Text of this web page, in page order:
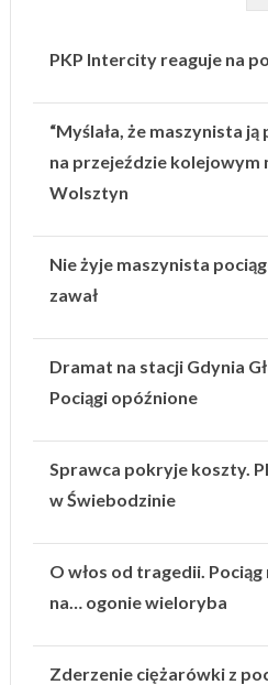
PKP Intercity reaguje na
“Myślała, że maszynista
na przejeździe kolejowym
Wolsztyn
Nie żyje maszynista
zawał
Dramat na stacji Gdynia
Pociągi opóźnione
Sprawca pokryje koszty.
w Świebodzinie
O włos od tragedii.
na… ogonie wieloryba
Zderzenie ciężarówki z